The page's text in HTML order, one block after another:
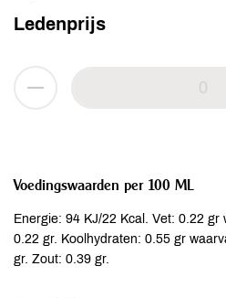
Ledenprijs
Voedingswaarden per 100 ML
Energie: 94 KJ/22 Kcal. Vet: 0.22
0.22 gr. Koolhydraten: 0.55 gr
gr. Zout: 0.39 gr.